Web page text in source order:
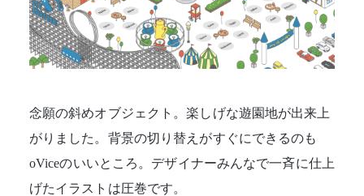
念願の斜めオブジェクト。楽しげな遊園地が出来上
がりました。背景の切り替えがすぐにできるのも
oViceのいいところ。デザイナーみんなで一斉に仕上
げたイラストは圧巻です。